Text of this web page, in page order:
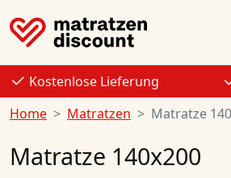
Kostenlose Lieferung
Home
Matratzen Matratze
Matratze 140x200